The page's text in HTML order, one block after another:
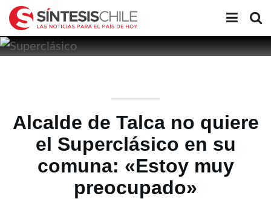
Alcalde de Talca no quiere
el Superclásico en su
comuna: «Estoy muy
preocupado»